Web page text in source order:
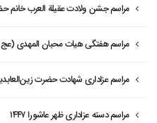
مراسم جشن ولادت عقیلة العرب خانم
مراسم هفتگی هیات محبان المهدی
مراسم عزاداری شهادت حضرت
مراسم دسته عزاداری ظهر عاشورا ۱۴۴۷